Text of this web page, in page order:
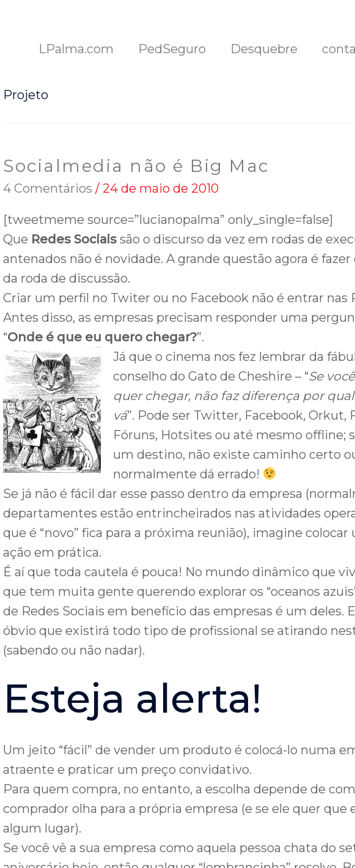
LPalma.com PedSeguro Desquebre
Projeto
Socialmedia não é Big Mac
4 Comentários / 24 de maio de 2010
[tweetmeme source=”lucianopalma” only_single=false]
Que Redes Sociais são o discurso da vez em rodas de
antenados não é novidade. A grande questão agora é
da roda de discussão.
Criar um perfil no Twiter ou no Facebook não é entrar nas
Antes disso, as empresas precisam responder uma
“Onde é que eu quero chegar?”.
Já que o cinema nos fez lembrar da
conselho do Gato de Cheshire – “Se
quer chegar, não faz diferença por
vá”. Pode ser Twitter, Facebook, Orkut,
Fóruns, Hotsites ou até mesmo offline;
um destino, não existe caminho certo
normalmente dá errado!
Se já não é fácil dar esse passo dentro da empresa
departamentes estão entrincheirados nas atividades
que é “novo” fica para a próxima reunião), imagine colocar
ação em prática.
É aí que toda cautela é pouca! No mundo dinâmico que
que tem muita gente querendo explorar os “oceanos
de Redes Sociais em benefício das empresas é um deles.
óbvio que existirá todo tipo de profissional se atirando
(sabendo ou não nadar).
Esteja alerta!
Um jeito “fácil” de vender um produto é colocá-lo numa
atraente e praticar um preço convidativo.
Para quem compra, no entanto, a escolha depende de
comprador olha para a própria empresa (e se ele quer que
algum lugar).
Se você vê a sua empresa como aquela pessoa chata do